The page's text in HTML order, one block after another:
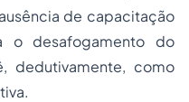
de capacitação
o desafogamento do
dedutivamente, como